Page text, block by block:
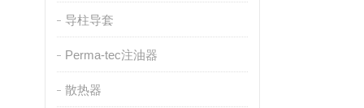
导柱导套
Perma-tec注油器
散热器